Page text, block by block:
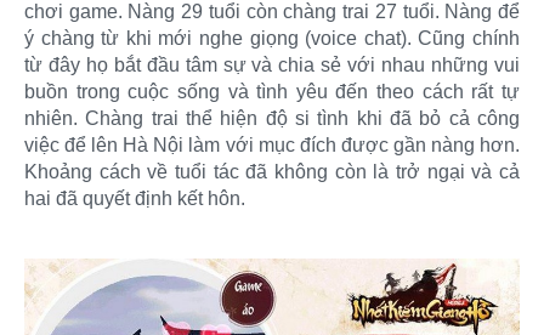
chơi game. Nàng 29 tuổi còn chàng trai 27 tuổi. Nàng để
ý chàng từ khi mới nghe giọng (voice chat). Cũng chính
từ đây họ bắt đầu tâm sự và chia sẻ với nhau những vui
buồn trong cuộc sống và tình yêu đến theo cách rất tự
nhiên. Chàng trai thể hiện độ si tình khi đã bỏ cả công
việc để lên Hà Nội làm với mục đích được gần nàng hơn.
Khoảng cách về tuổi tác đã không còn là trở ngại và cả
hai đã quyết định kết hôn.